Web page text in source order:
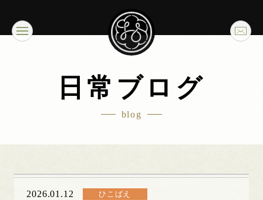
日常ブログ
blog
2026.01.12 ひこばえ